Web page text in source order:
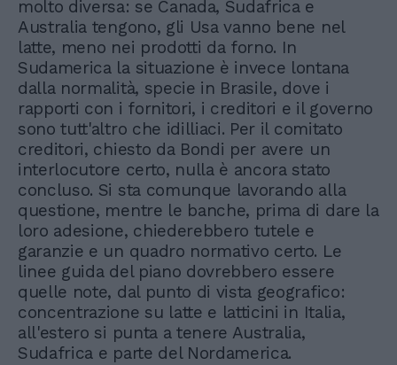
molto diversa: se Canada, Sudafrica e
Australia tengono, gli Usa vanno bene nel
latte, meno nei prodotti da forno. In
Sudamerica la situazione è invece lontana
dalla normalità, specie in Brasile, dove i
rapporti con i fornitori, i creditori e il governo
sono tutt'altro che idilliaci. Per il comitato
creditori, chiesto da Bondi per avere un
interlocutore certo, nulla è ancora stato
concluso. Si sta comunque lavorando alla
questione, mentre le banche, prima di dare la
loro adesione, chiederebbero tutele e
garanzie e un quadro normativo certo. Le
linee guida del piano dovrebbero essere
quelle note, dal punto di vista geografico:
concentrazione su latte e latticini in Italia,
all'estero si punta a tenere Australia,
Sudafrica e parte del Nordamerica.